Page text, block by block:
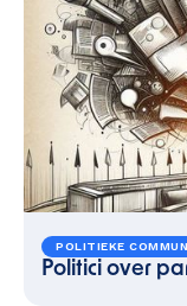
POLITIEKE
Politici over